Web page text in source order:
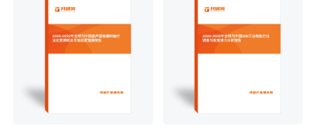
2026-2032年全球与中国扬声器格栅织物行
业全景调研及市场前景预测报告
2026-2032年全球与中国USB工业相机行业
调查与投资潜力分析报告